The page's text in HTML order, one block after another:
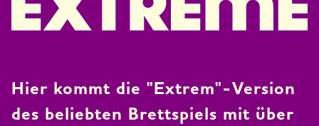
Hier kommt die "Extrem"-Version
des beliebten Brettspiels mit über